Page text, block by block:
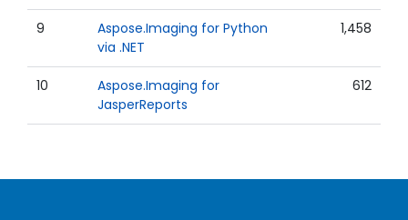
9
Aspose.Imaging for Python
via .NET
1,458
10
Aspose.Imaging for
JasperReports
612